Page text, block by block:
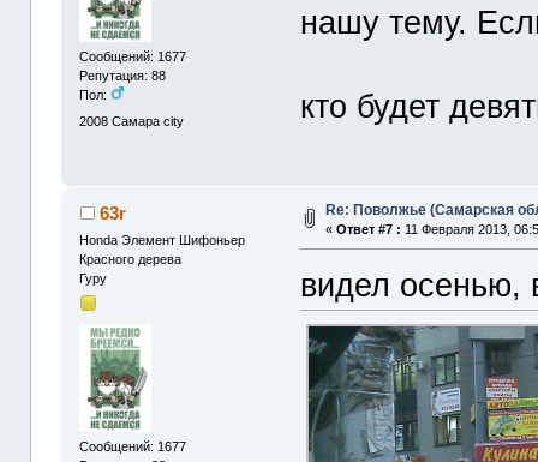
Сообщений: 1677
Репутация: 88
Пол:
2008 Самара city
нашу тему.
кто будет
63r
Honda Элемент Шифоньер
Красного дерева
Гуру
Сообщений: 1677
Re: Поволжье (Самарская
«Ответ #7 : 11 Февраля 2013,
видел осенью,